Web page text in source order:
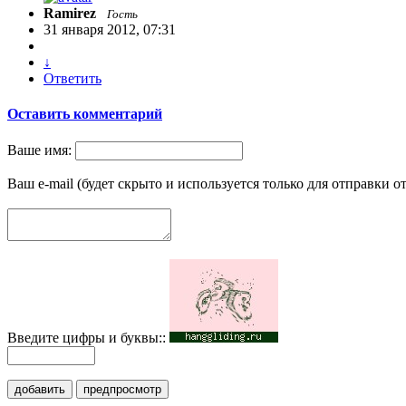
Ramirez Гость
31 января 2012, 07:31
↓
Ответить
Оставить комментарий
Ваше имя:
Ваш e-mail (будет скрыто и используется только для отправки
Введите цифры и буквы::
добавить предпросмотр